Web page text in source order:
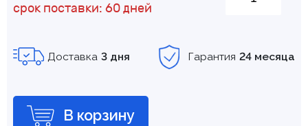
срок поставки: 60 дней
Доставка 3 дня Гарантия 24 месяца
В корзину